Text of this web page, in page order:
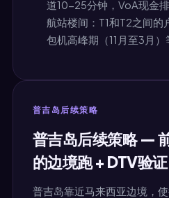
道10-25分钟，VoA现金
航站楼间：T1和T2之间的
包机高峰期（11月至3月
普吉岛后续策略
普吉岛后续策略 —
的边境跑 + DTV验证
普吉岛靠近马来西亚边境，